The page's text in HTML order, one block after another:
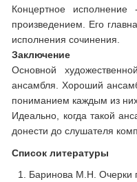
Концертное
произведением. Его
исполнения сочинения.
Заключение
Основной
ансамбля. Хороший
пониманием каждым из
Идеально, когда такой
донести до слушателя
Список литературы
Баринова М.Н. Очерки